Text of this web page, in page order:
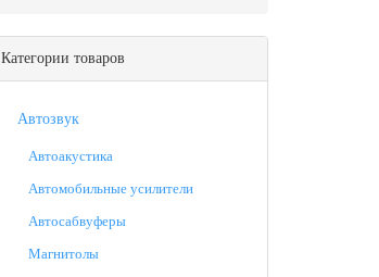
Категории товаров
Автозвук
Автоакустика
Автомобильные усилители
Автосабвуферы
Магнитолы